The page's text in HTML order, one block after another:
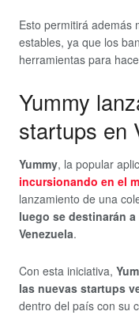
Esto permitirá además
estables, ya que los
herramientas para
Yummy
startups en
Yummy, la popular
incursionando en el
lanzamiento de una
luego se destinarán
Venezuela.
Con esta iniciativa,
las nuevas startups
dentro del país con su